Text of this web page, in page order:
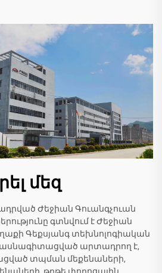
մեզ
Ժեջիան Գուանգչուան
գտնվում է Ժեջիան
Գեքսյանգ տեխնոլոգիական
արտադրող է,
տպման մեքենաների,